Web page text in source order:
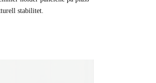
stabilitet.